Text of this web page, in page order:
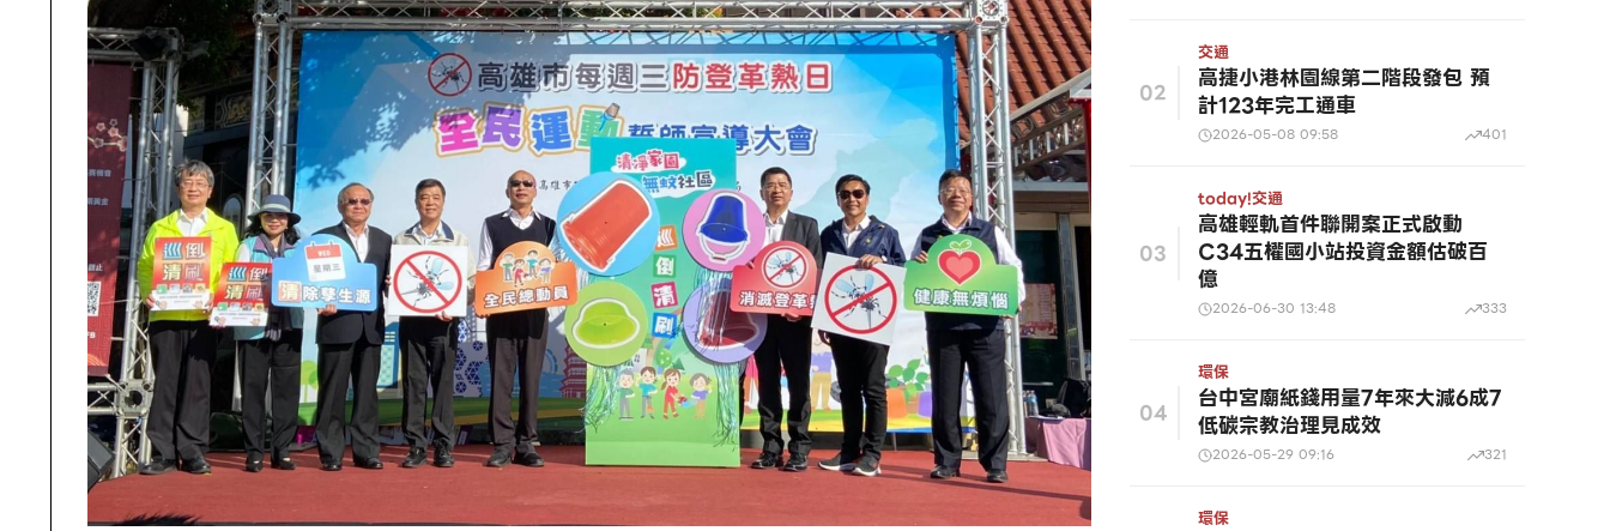
02
交通
高捷小港林園線第二階段發包 預
計123年完工通車
2026-05-08 09:58 401
03
today!交通
高雄輕軌首件聯開案正式啟動
C34五權國小站投資金額估破百
億
2026-06-30 13:48 333
04
環保
台中宮廟紙錢用量7年來大減6成7
低碳宗教治理見成效
2026-05-29 09:16 321
環保